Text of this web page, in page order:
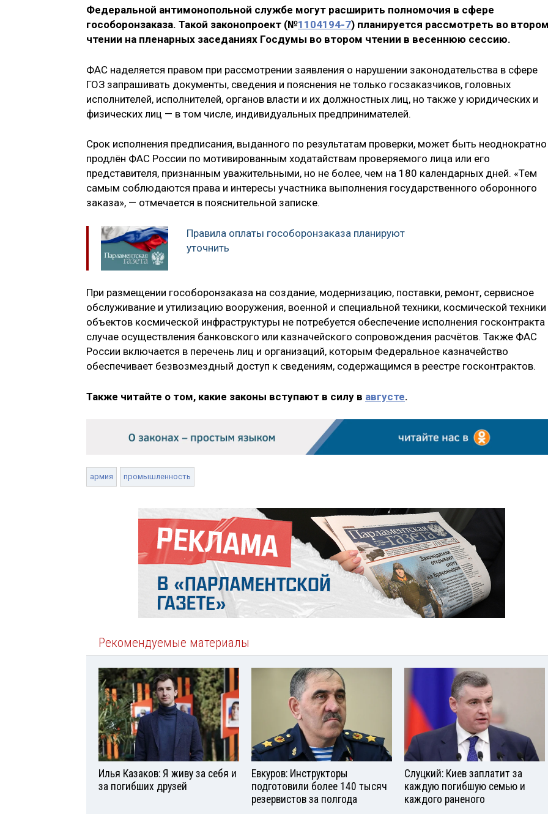
Федеральной антимонопольной службе могут расширить полномочия в сфере
гособоронзаказа. Такой законопроект (№1104194-7) планируется рассмотреть во
чтении на пленарных заседаниях Госдумы во втором чтении в весеннюю сессию.
ФАС наделяется правом при рассмотрении заявления о нарушении законодательства в сфере
ГОЗ запрашивать документы, сведения и пояснения не только госзаказчиков, головных
исполнителей, исполнителей, органов власти и их должностных лиц, но также у юридических и
физических лиц — в том числе, индивидуальных предпринимателей.
Срок исполнения предписания, выданного по результатам проверки, может быть неоднократно
продлён ФАС России по мотивированным ходатайствам проверяемого лица или его
представителя, признанным уважительными, но не более, чем на 180 календарных дней. «Тем
самым соблюдаются права и интересы участника выполнения государственного оборонного
заказа», — отмечается в пояснительной записке.
Правила оплаты гособоронзаказа планируют
уточнить
При размещении гособоронзаказа на создание, модернизацию, поставки, ремонт, сервисное
обслуживание и утилизацию вооружения, военной и специальной техники, космической техники
объектов космической инфраструктуры не потребуется обеспечение исполнения госконтракта
случае осуществления банковского или казначейского сопровождения расчётов. Также ФАС
России включается в перечень лиц и организаций, которым Федеральное казначейство
обеспечивает безвозмездный доступ к сведениям, содержащимся в реестре госконтрактов.
Также читайте о том, какие законы вступают в силу в августе.
армия промышленность
Рекомендуемые материалы
Илья Казаков: Я живу за себя и
за погибших друзей
Евкуров: Инструкторы
подготовили более 140 тысяч
резервистов за полгода
Слуцкий: Киев заплатит за
каждую погибшую семью и
каждого раненого